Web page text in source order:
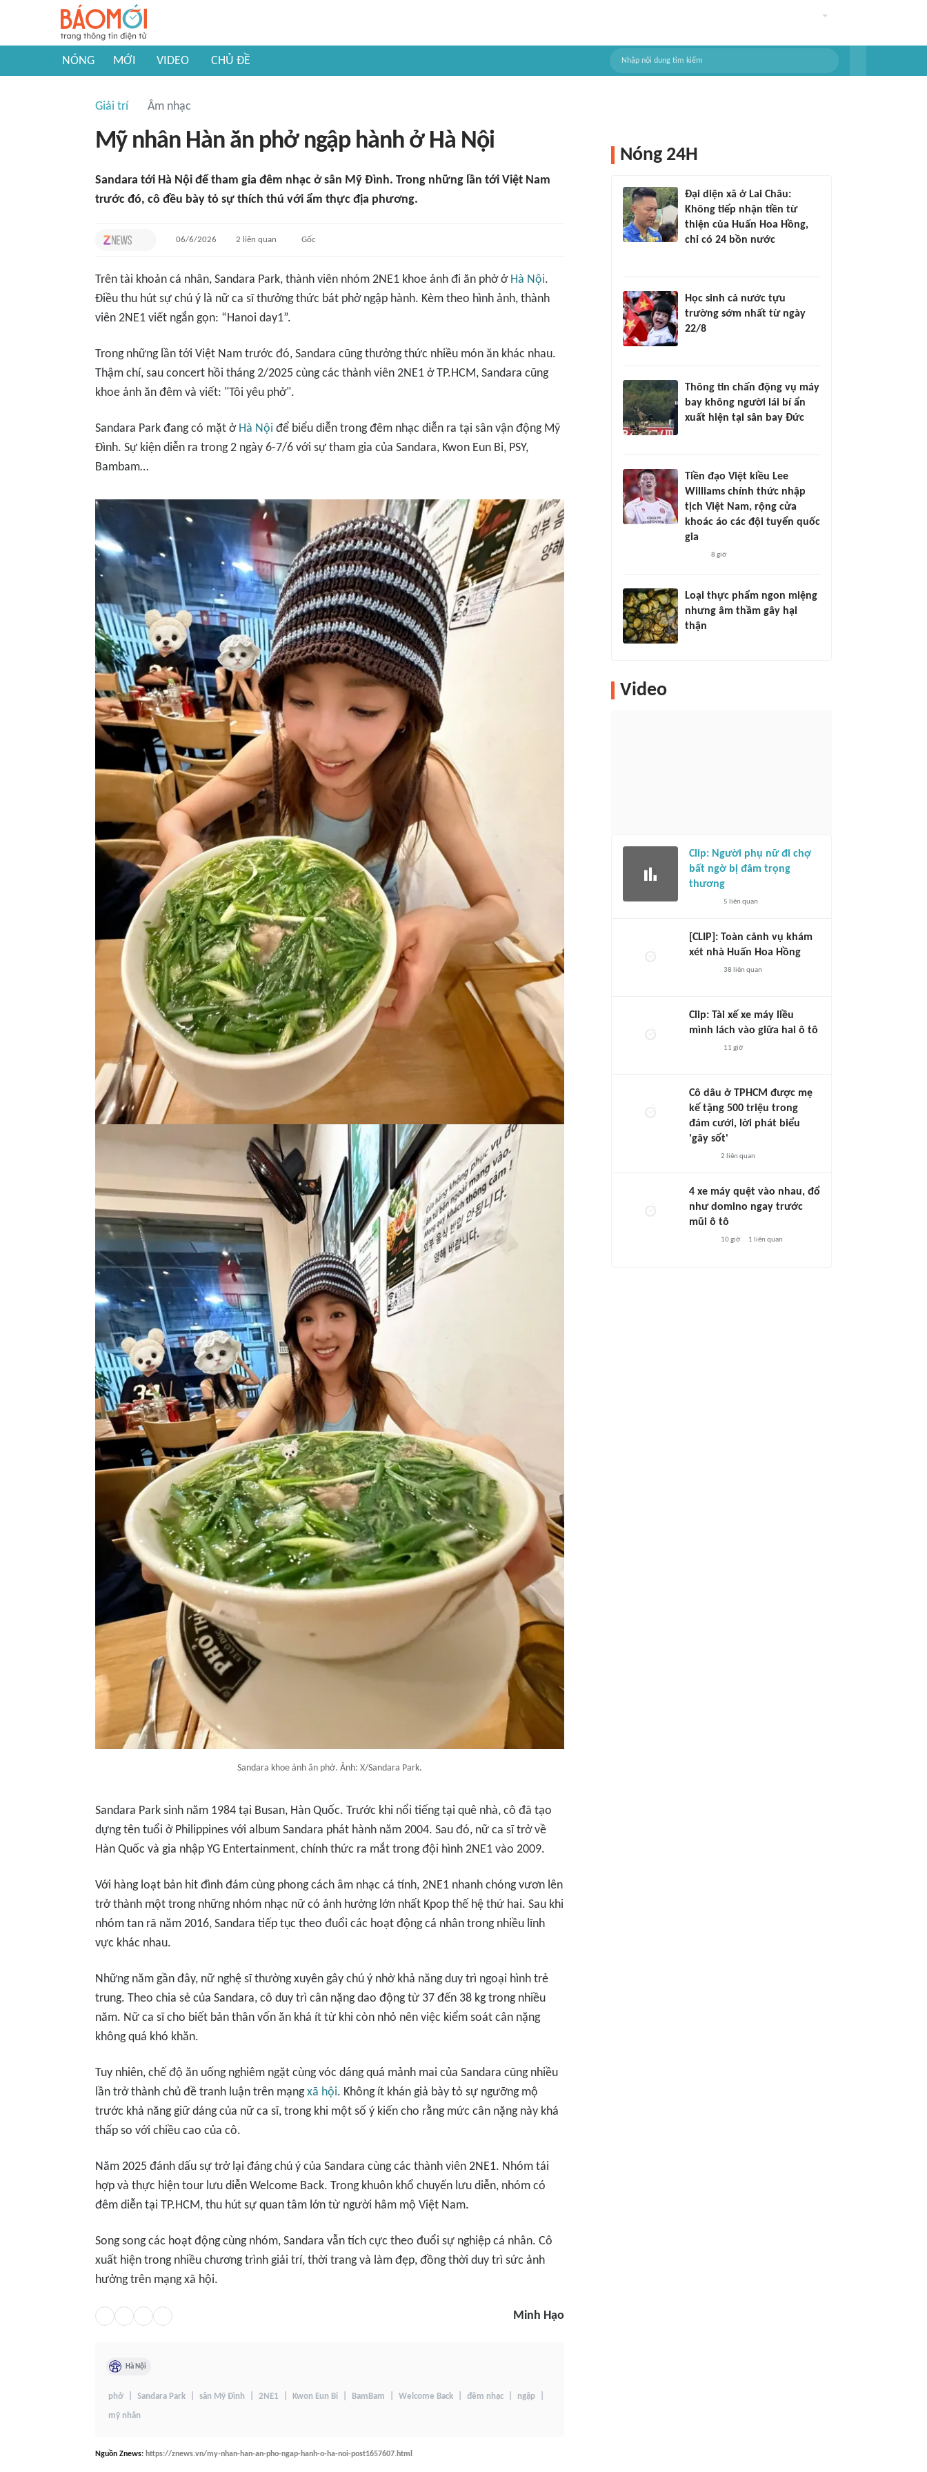
NÓNG MỚI VIDEO CHỦ ĐỀ
Giải trí Âm nhạc
Mỹ nhân Hàn ăn phở ngập hành ở Hà Nội
Sandara tới Hà Nội để tham gia đêm nhạc ở sân Mỹ Đình. Trong những lần tới Việt Nam
trước đó, cô đều bày tỏ sự thích thú với ẩm thực địa phương.
06/6/2026 2 liên quan Gốc
Trên tài khoản cá nhân, Sandara Park, thành viên nhóm 2NE1 khoe ảnh đi ăn phở ở Hà Nội.
Điều thu hút sự chú ý là nữ ca sĩ thưởng thức bát phở ngập hành. Kèm theo hình ảnh, thành
viên 2NE1 viết ngắn gọn: “Hanoi day1”.
Trong những lần tới Việt Nam trước đó, Sandara cũng thưởng thức nhiều món ăn khác nhau.
Thậm chí, sau concert hồi tháng 2/2025 cùng các thành viên 2NE1 ở TP.HCM, Sandara cũng
khoe ảnh ăn đêm và viết: "Tôi yêu phở".
Sandara Park đang có mặt ở Hà Nội để biểu diễn trong đêm nhạc diễn ra tại sân vận động Mỹ
Đình. Sự kiện diễn ra trong 2 ngày 6-7/6 với sự tham gia của Sandara, Kwon Eun Bi, PSY,
Bambam…
Sandara khoe ảnh ăn phở. Ảnh: X/Sandara Park.
Sandara Park sinh năm 1984 tại Busan, Hàn Quốc. Trước khi nổi tiếng tại quê nhà, cô đã tạo
dựng tên tuổi ở Philippines với album Sandara phát hành năm 2004. Sau đó, nữ ca sĩ trở về
Hàn Quốc và gia nhập YG Entertainment, chính thức ra mắt trong đội hình 2NE1 vào 2009.
Với hàng loạt bản hit đình đám cùng phong cách âm nhạc cá tính, 2NE1 nhanh chóng vươn lên
trở thành một trong những nhóm nhạc nữ có ảnh hưởng lớn nhất Kpop thế hệ thứ hai. Sau khi
nhóm tan rã năm 2016, Sandara tiếp tục theo đuổi các hoạt động cá nhân trong nhiều lĩnh
vực khác nhau.
Những năm gần đây, nữ nghệ sĩ thường xuyên gây chú ý nhờ khả năng duy trì ngoại hình trẻ
trung. Theo chia sẻ của Sandara, cô duy trì cân nặng dao động từ 37 đến 38 kg trong nhiều
năm. Nữ ca sĩ cho biết bản thân vốn ăn khá ít từ khi còn nhỏ nên việc kiểm soát cân nặng
không quá khó khăn.
Tuy nhiên, chế độ ăn uống nghiêm ngặt cùng vóc dáng quá mảnh mai của Sandara cũng nhiều
lần trở thành chủ đề tranh luận trên mạngxã hội. Không ít khán giả bày tỏ sự ngưỡng mộ
trước khả năng giữ dáng của nữ ca sĩ, trong khi một số ý kiến cho rằng mức cân nặng này khá
thấp so với chiều cao của cô.
Năm 2025 đánh dấu sự trở lại đáng chú ý của Sandara cùng các thành viên 2NE1. Nhóm tái
hợp và thực hiện tour lưu diễn Welcome Back. Trong khuôn khổ chuyến lưu diễn, nhóm có
đêm diễn tại TP.HCM, thu hút sự quan tâm lớn từ người hâm mộ Việt Nam.
Song song các hoạt động cùng nhóm, Sandara vẫn tích cực theo đuổi sự nghiệp cá nhân. Cô
xuất hiện trong nhiều chương trình giải trí, thời trang và làm đẹp, đồng thời duy trì sức ảnh
hưởng trên mạng xã hội.
Minh Hạo
Hà Nội
phở Sandara Park sân Mỹ Đình 2NE1 Kwon Eun Bi BamBam Welcome Back đêm nhạc ngập
mỹ nhân
Nguồn Znews: https://znews.vn/my-nhan-han-an-pho-ngap-hanh-o-ha-noi-post1657607.html
Nóng 24H
Đại diện xã ở Lai Châu:
Không tiếp nhận tiền từ
thiện của Huấn Hoa Hồng,
chỉ có 24 bồn nước
Học sinh cả nước tựu
trường sớm nhất từ ngày
22/8
Thông tin chấn động vụ máy
bay không người lái bí ẩn
xuất hiện tại sân bay Đức
Tiền đạo Việt kiều Lee
Williams chính thức nhập
tịch Việt Nam, rộng cửa
khoác áo các đội tuyển quốc
gia
8 giờ
Loại thực phẩm ngon miệng
nhưng âm thầm gây hại
thận
Video
Clip: Người phụ nữ đi chợ
bất ngờ bị đâm trọng
thương
5 liên quan
[CLIP]: Toàn cảnh vụ khám
xét nhà Huấn Hoa Hồng
38 liên quan
Clip: Tài xế xe máy liều
mình lách vào giữa hai ô tô
11 giờ
Cô dâu ở TPHCM được mẹ
kế tặng 500 triệu trong
đám cưới, lời phát biểu
'gây sốt'
2 liên quan
4 xe máy quệt vào nhau, đổ
như domino ngay trước
mũi ô tô
10 giờ 1 liên quan